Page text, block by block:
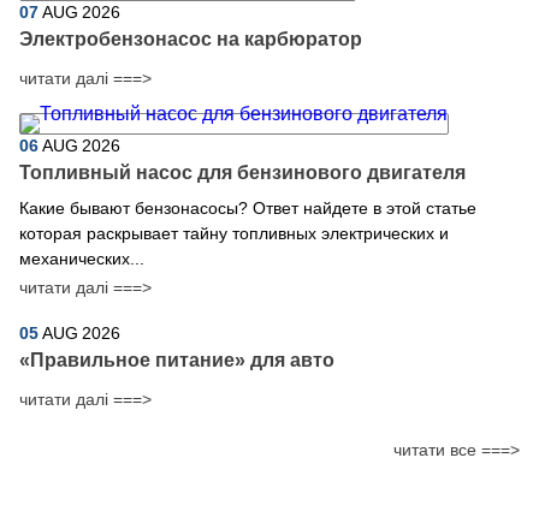
07AUG 2026
Электробензонасос на карбюратор
читати далі ===>
06AUG 2026
Топливный насос для бензинового двигателя
Какие бывают бензонасосы? Ответ найдете в этой статье
которая раскрывает тайну топливных электрических и
механических...
читати далі ===>
05AUG 2026
​«Правильное питание» для авто
читати далі ===>
читати все ===>